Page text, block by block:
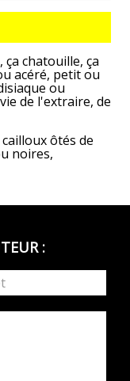
chatouille, ça
acéré, petit ou
ou
de l'extraire, de
ôtés de
noires,
: